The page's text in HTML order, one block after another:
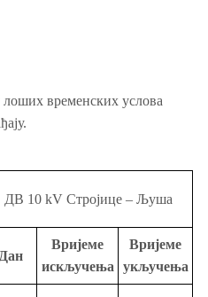
лоших временских услова
ДВ 10 kV Стројице – Љуша
Дан
Вријеме
искључења
Вријеме
укључења